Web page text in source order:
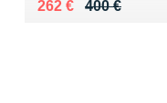
400 €
Au lieu de 400 €
262 €
Vendu 262 €